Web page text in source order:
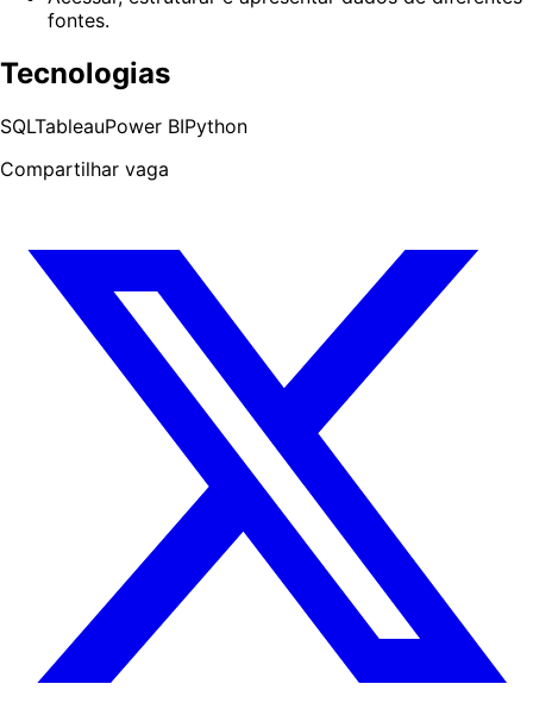
fontes.
Tecnologias
SQLTableauPower BIPython
Compartilhar vaga